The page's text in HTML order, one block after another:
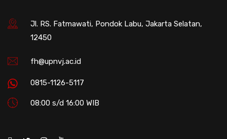
Jl. RS. Fatmawati, Pondok Labu, Jakarta Selatan,
12450
fh@upnvj.ac.id
0815-1126-5117
08:00 s/d 16:00 WIB